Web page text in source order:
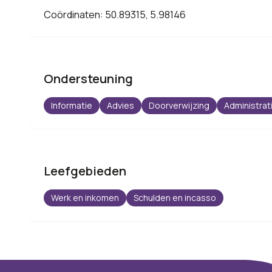
Coördinaten: 50.89315, 5.98146
Ondersteuning
Informatie Advies Doorverwijzing
Leefgebieden
Werk en inkomen Schulden en incasso